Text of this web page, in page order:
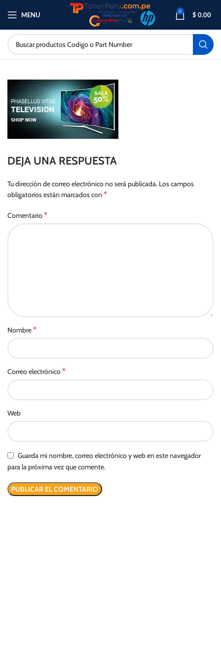
MENU 0 $ 0.00
DEJA UNA RESPUESTA
Tu dirección de correo electrónico no será publicada. Los campos
obligatorios están marcados con *
Comentario*
Nombre*
Correo electrónico*
Web
Guarda mi nombre, correo electrónico y web en este navegador
para la próxima vez que comente.